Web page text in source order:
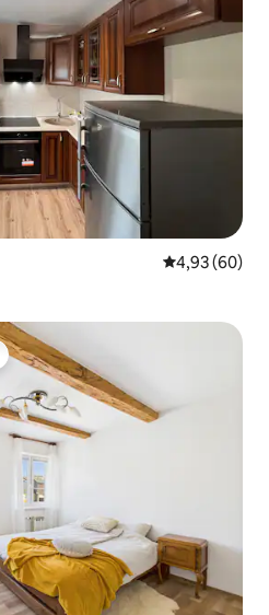
Évaluation
4,93 (60)